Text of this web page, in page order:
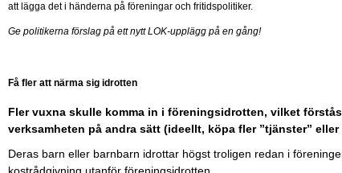
att lägga det i händerna på föreningar och fritidspolitiker.
Ge politikerna förslag på ett nytt LOK-upplägg på en gång!
Få fler att närma sig idrotten
Fler vuxna skulle komma in i föreningsidrotten, vilket
verksamheten på andra sätt (ideellt, köpa fler ”tjänster”
Deras barn eller barnbarn idrottar högst troligen redan i
kostrådgivning utanför föreningsidrotten.